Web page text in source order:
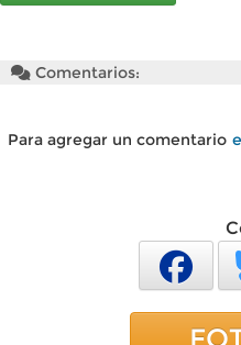
Comentarios:
Para agregar un comentario